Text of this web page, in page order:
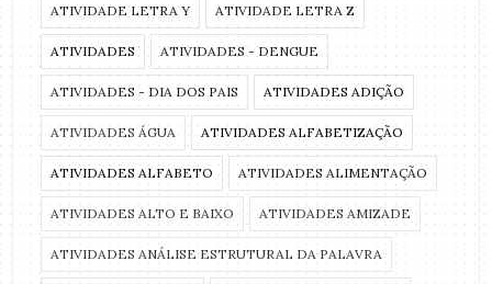
ATIVIDADE LETRA Y ATIVIDADE LETRA Z
ATIVIDADES ATIVIDADES - DENGUE
ATIVIDADES - DIA DOS PAIS ATIVIDADES ADIÇÃO
ATIVIDADES ÁGUA ATIVIDADES ALFABETIZAÇÃO
ATIVIDADES ALFABETO ATIVIDADES ALIMENTAÇÃO
ATIVIDADES ALTO E BAIXO ATIVIDADES AMIZADE
ATIVIDADES ANÁLISE ESTRUTURAL DA PALAVRA